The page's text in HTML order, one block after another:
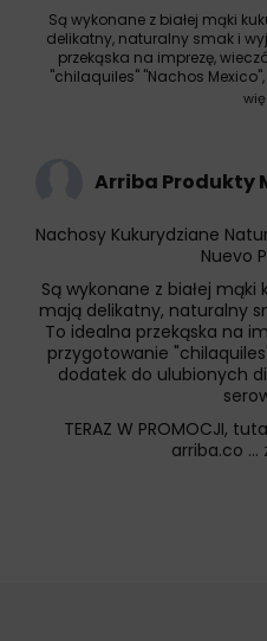
Są wykonane z białej mąki
delikatny, naturalny smak i
przekąska na imprezę,
"chilaquiles" "Nachos
Arriba Produkty
Nachosy Kukurydziane
Nuevo
Są wykonane z białej
mają delikatny, naturalny
To idealna przekąska na
przygotowanie
dodatek do ulubionych
TERAZ W PROMOCJI,
arriba.co ...